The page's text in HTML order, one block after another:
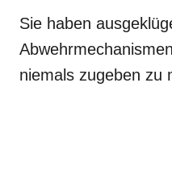
Sie haben
niemals zugeben zu